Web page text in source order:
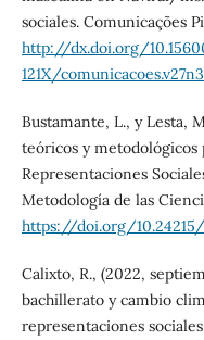
sociales. Comunicações
http://dx.doi.org/
121X/
Bustamante, L., y Lesta,
teóricos y metodológicos
Representaciones
Metodología de las
https://doi.org/10.24215/
Calixto, R., (2022,
bachillerato y cambio
representaciones